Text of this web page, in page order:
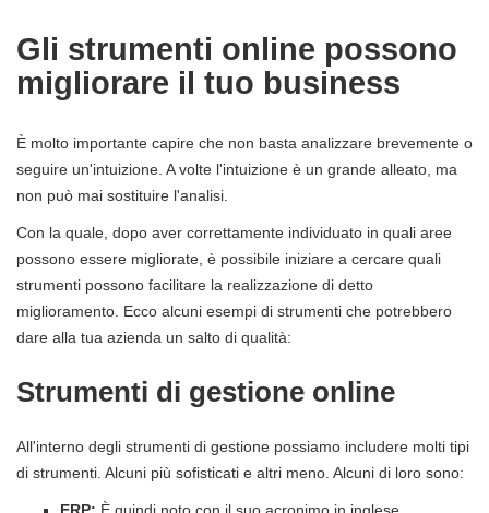
Gli strumenti online possono
migliorare il tuo business
È molto importante capire che non basta analizzare brevemente o
seguire un'intuizione. A volte l'intuizione è un grande alleato, ma
non può mai sostituire l'analisi.
Con la quale, dopo aver correttamente individuato in quali aree
possono essere migliorate, è possibile iniziare a cercare quali
strumenti possono facilitare la realizzazione di detto
miglioramento. Ecco alcuni esempi di strumenti che potrebbero
dare alla tua azienda un salto di qualità:
Strumenti di gestione online
All'interno degli strumenti di gestione possiamo includere molti tipi
di strumenti. Alcuni più sofisticati e altri meno. Alcuni di loro sono:
ERP: È quindi noto con il suo acronimo in inglese